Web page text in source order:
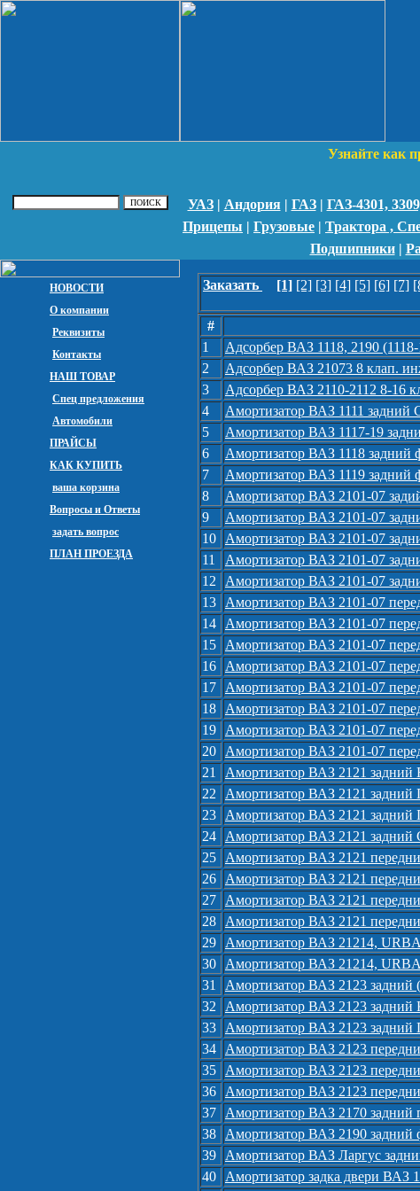
Узнайте как
УАЗ| Андория| ГАЗ| ГАЗ-4301,
Прицепы | Грузовые | Трактора ,
Подшипники|
НОВОСТИ
О компании
Реквизиты
Контакты
НАШ ТОВАР
Спец предложения
Автомобили
ПРАЙСЫ
КАК КУПИТЬ
ваша корзина
Вопросы и Ответы
задать вопрос
ПЛАН ПРОЕЗДА
Заказать [1] [2] [3] [4] [5] [6] [7]
#
1
Адсорбер ВАЗ 1118, 2190
2
Адсорбер ВАЗ 21073 8 клап.
3
Адсорбер ВАЗ 2110-2112 8-16
4
Амортизатор ВАЗ 1111 задний
5
Амортизатор ВАЗ 1117-19
6
Амортизатор ВАЗ 1118 задний
7
Амортизатор ВАЗ 1119 задний
8
Амортизатор ВАЗ 2101-07
9
Амортизатор ВАЗ 2101-07
10
Амортизатор ВАЗ 2101-07
11
Амортизатор ВАЗ 2101-07
12
Амортизатор ВАЗ 2101-07
13
Амортизатор ВАЗ 2101-07
14
Амортизатор ВАЗ 2101-07
15
Амортизатор ВАЗ 2101-07
16
Амортизатор ВАЗ 2101-07
17
Амортизатор ВАЗ 2101-07
18
Амортизатор ВАЗ 2101-07
19
Амортизатор ВАЗ 2101-07
20
Амортизатор ВАЗ 2101-07
21
Амортизатор ВАЗ 2121 задний
22
Амортизатор ВАЗ 2121
23
Амортизатор ВАЗ 2121
24
Амортизатор ВАЗ 2121
25
Амортизатор ВАЗ 2121
26
Амортизатор ВАЗ 2121
27
Амортизатор ВАЗ 2121
28
Амортизатор ВАЗ 2121
29
Амортизатор ВАЗ 21214,
30
Амортизатор ВАЗ 21214,
31
Амортизатор ВАЗ 2123 задний
32
Амортизатор ВАЗ 2123
33
Амортизатор ВАЗ 2123
34
Амортизатор ВАЗ 2123
35
Амортизатор ВАЗ 2123
36
Амортизатор ВАЗ 2123
37
Амортизатор ВАЗ 2170 задний
38
Амортизатор ВАЗ 2190
39
Амортизатор ВАЗ Ларгус
40
Амортизатор задка двери ВАЗ